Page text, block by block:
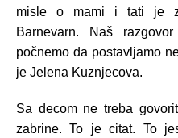
misle o mami i tati je
Barnevarn. Naš
počnemo da postavljamo
je Jelena Kuznjecova.
Sa decom ne treba
zabrine. To je citat. To